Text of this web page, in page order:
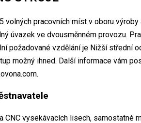
volných pracovních míst v oboru
úvazek ve dvousměnném provozu.
požadované vzdělání je Nižší střední
možný ihned. Další informace vám
CNC vysekávacích lisech, samostatné